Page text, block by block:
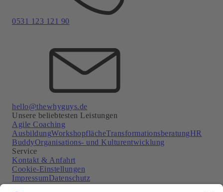
0531 123 121 90
hello@thewhyguys.de
Unsere beliebtesten Leistungen
Agile Coaching
AusbildungWorkshopflächeTransformationsberatungHR
BuddyOrganisations- und Kulturentwicklung
Service
Kontakt & Anfahrt
Cookie-Einstellungen
ImpressumDatenschutz
Soziale Netzwerke